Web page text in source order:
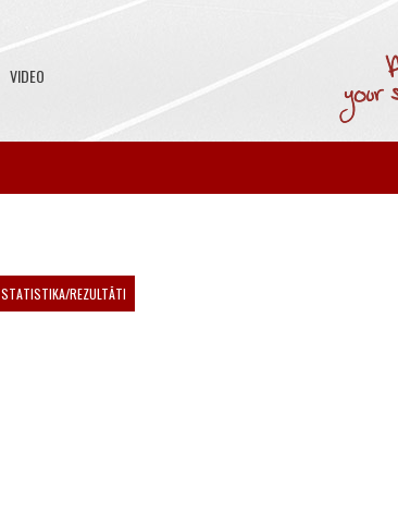
VIDEO
STATISTIKA/REZULTĀTI